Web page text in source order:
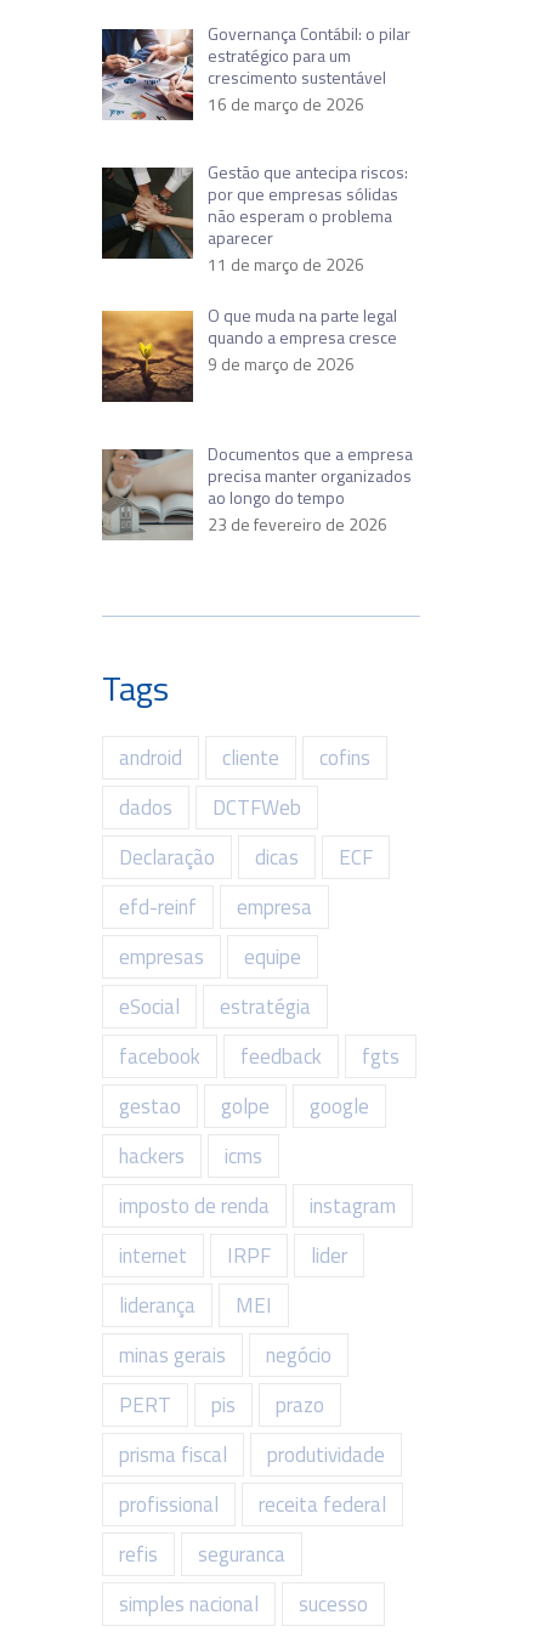
Governança Contábil: o pilar
estratégico para um
crescimento sustentável
16 de março de 2026
Gestão que antecipa riscos:
por que empresas sólidas
não esperam o problema
aparecer
11 de março de 2026
O que muda na parte legal
quando a empresa cresce
9 de março de 2026
Documentos que a empresa
precisa manter organizados
ao longo do tempo
23 de fevereiro de 2026
Tags
android cliente
cofins
dados
DCTFWeb
Declaração
dicas
ECF
efd-reinf
empresa
empresas
equipe
eSocial
estratégia
facebook
feedback
fgts
gestao
golpe
google
hackers
icms
imposto de renda
instagram
internet
IRPF
lider
liderança
MEI
minas gerais
negócio
PERT
pis
prazo
prisma fiscal
produtividade
profissional
receita federal
refis
seguranca
simples nacional
sucesso